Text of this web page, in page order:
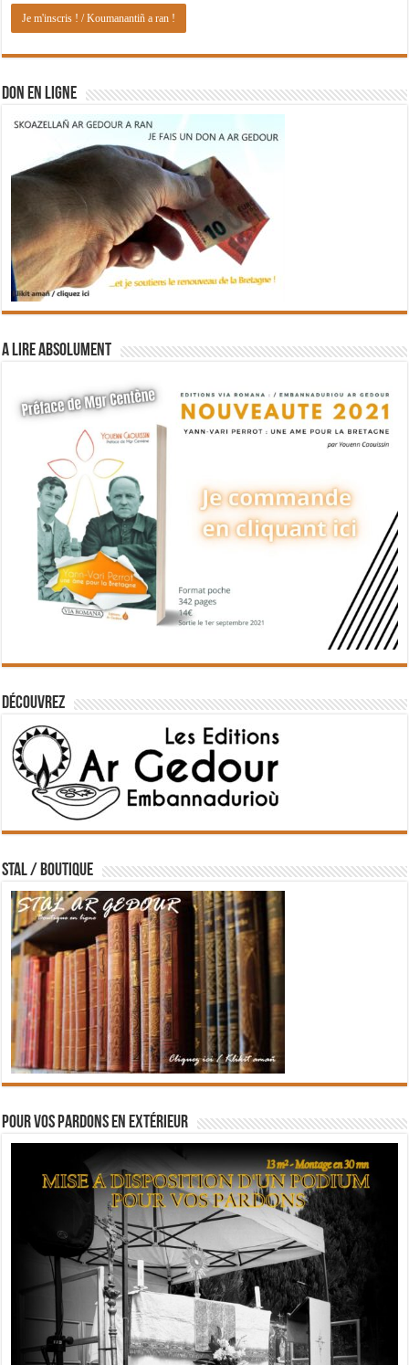
DON EN LIGNE
A lire absolument
Découvrez
STAL / BOUTIQUE
Pour vos pardons en extérieur